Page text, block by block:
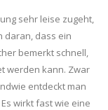
sehr leise zugeht,
daran, dass ein
bemerkt schnell,
werden kann. Zwar
entdeckt man
wirkt fast wie eine